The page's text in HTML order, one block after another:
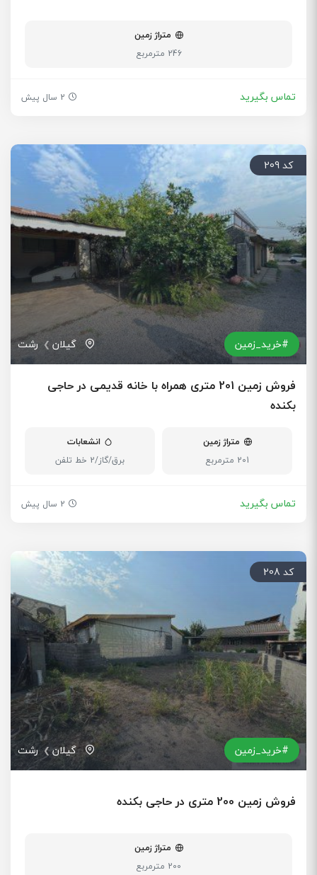
متراژ زمین
246 مترمربع
تماس بگیرید 2 سال پیش
کد 209
#خرید_زمین گیلان رشت
فروش زمین 201 متری همراه با خانه قدیمی در حاجی
بکنده
متراژ زمین
201 مترمربع
انشعابات
برق/گاز/2 خط تلفن
تماس بگیرید 2 سال پیش
کد 208
#خرید_زمین گیلان رشت
فروش زمین 200 متری در حاجی بکنده
متراژ زمین
200 مترمربع